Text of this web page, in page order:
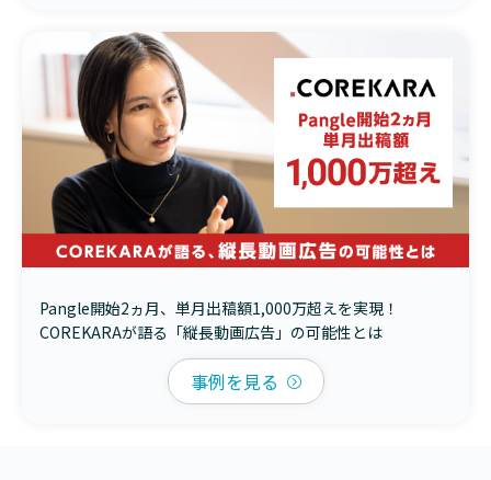
Pangle開始2ヵ月、単月出稿額1,000万超えを実現！
COREKARAが語る「縦長動画広告」の可能性とは
事例を見る